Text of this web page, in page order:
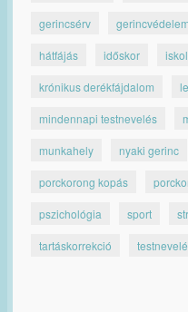
gerincsérv gerincvédelem
hátfájás időskor
krónikus derékfájdalom
mindennapi testnevelés
munkahely nyaki gerinc
porckorong kopás
pszichológia sport
tartáskorrekció